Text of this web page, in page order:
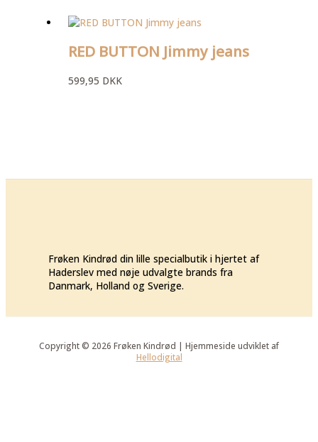
RED BUTTON Jimmy jeans
599,95 DKK
Frøken Kindrød din lille specialbutik i hjertet af
Haderslev med nøje udvalgte brands fra
Danmark, Holland og Sverige.
Copyright © 2026 Frøken Kindrød | Hjemmeside udviklet af
Hellodigital